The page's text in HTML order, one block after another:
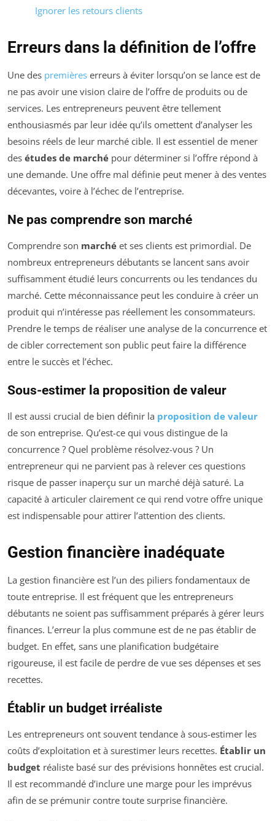
Ignorer les retours clients
Erreurs dans la définition de l’offre
Une des premières erreurs à éviter lorsqu’on se lance est de
ne pas avoir une vision claire de l’offre de produits ou de
services. Les entrepreneurs peuvent être tellement
enthousiasmés par leur idée qu’ils omettent d’analyser les
besoins réels de leur marché cible. Il est essentiel de mener
des études de marché pour déterminer si l’offre répond à
une demande. Une offre mal définie peut mener à des ventes
décevantes, voire à l’échec de l’entreprise.
Ne pas comprendre son marché
Comprendre son marché et ses clients est primordial. De
nombreux entrepreneurs débutants se lancent sans avoir
suffisamment étudié leurs concurrents ou les tendances du
marché. Cette méconnaissance peut les conduire à créer un
produit qui n’intéresse pas réellement les consommateurs.
Prendre le temps de réaliser une analyse de la concurrence et
de cibler correctement son public peut faire la différence
entre le succès et l’échec.
Sous-estimer la proposition de valeur
Il est aussi crucial de bien définir la proposition de valeur
de son entreprise. Qu’est-ce qui vous distingue de la
concurrence ? Quel problème résolvez-vous ? Un
entrepreneur qui ne parvient pas à relever ces questions
risque de passer inaperçu sur un marché déjà saturé. La
capacité à articuler clairement ce qui rend votre offre unique
est indispensable pour attirer l’attention des clients.
Gestion financière inadéquate
La gestion financière est l’un des piliers fondamentaux de
toute entreprise. Il est fréquent que les entrepreneurs
débutants ne soient pas suffisamment préparés à gérer leurs
finances. L’erreur la plus commune est de ne pas établir de
budget. En effet, sans une planification budgétaire
rigoureuse, il est facile de perdre de vue ses dépenses et ses
recettes.
Établir un budget irréaliste
Les entrepreneurs ont souvent tendance à sous-estimer les
coûts d’exploitation et à surestimer leurs recettes. Établir un
budget réaliste basé sur des prévisions honnêtes est crucial.
Il est recommandé d’inclure une marge pour les imprévus
afin de se prémunir contre toute surprise financière.